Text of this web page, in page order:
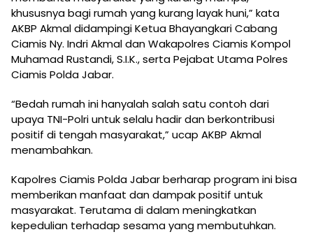
khususnya bagi rumah yang kurang layak huni,” kata
AKBP Akmal didampingi Ketua Bhayangkari Cabang
Ciamis Ny. Indri Akmal dan Wakapolres Ciamis Kompol
Muhamad Rustandi, S.I.K., serta Pejabat Utama Polres
Ciamis Polda Jabar.
“Bedah rumah ini hanyalah salah satu contoh dari
upaya TNI-Polri untuk selalu hadir dan berkontribusi
positif di tengah masyarakat,” ucap AKBP Akmal
menambahkan.
Kapolres Ciamis Polda Jabar berharap program ini bisa
memberikan manfaat dan dampak positif untuk
masyarakat. Terutama di dalam meningkatkan
kepedulian terhadap sesama yang membutuhkan.